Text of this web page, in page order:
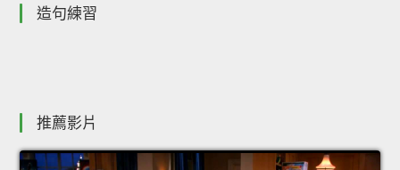
造句練習
推薦影片